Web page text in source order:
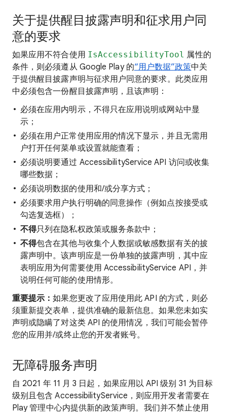
关于提供醒目披露声明和征求用户同
意的要求
如果应用不符合使用 IsAccessibilityTool 属性的
条件，则必须遵从 Google Play 的“用户数据”政策中关
于提供醒目披露声明与征求用户同意的要求。此类应用
中必须包含一份醒目披露声明，且该声明：
必须在应用内明示，不得只在应用说明或网站中显
示；
必须在用户正常使用应用的情况下显示，并且无需用
户打开任何菜单或设置就能查看；
必须说明要通过 AccessibilityService API 访问或收集
哪些数据；
必须说明数据的使用和/或分享方式；
必须要求用户执行明确的同意操作（例如点按接受或
勾选复选框）；
不得只列在隐私权政策或服务条款中；
不得包含在其他与收集个人数据或敏感数据有关的披
露声明中。该声明应是一份单独的披露声明，其中应
表明应用为何需要使用 AccessibilityService API，并
说明任何可能的使用情形。
重要提示：如果您更改了应用使用此 API 的方式，则必
须重新提交表单，提供准确的最新信息。如果您未如实
声明或隐瞒了对这类 API 的使用情况，我们可能会暂停
您的应用并/或终止您的开发者账号。
无障碍服务声明
自 2021 年 11 月 3 日起，如果应用以 API 级别 31 为目标
级别且包含 AccessibilityService，则应用开发者需要在
Play 管理中心内提供新的政策声明。我们并不禁止使用